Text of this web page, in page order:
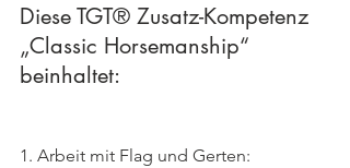
Diese TGT® Zusatz-Kompetenz
„Classic Horsemanship“
beinhaltet:
1. Arbeit mit Flag und Gerten: